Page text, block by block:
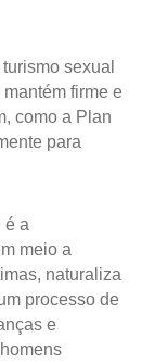
sexual
firme e
como a Plan
para
é a
meio a
naturaliza
processo de
e